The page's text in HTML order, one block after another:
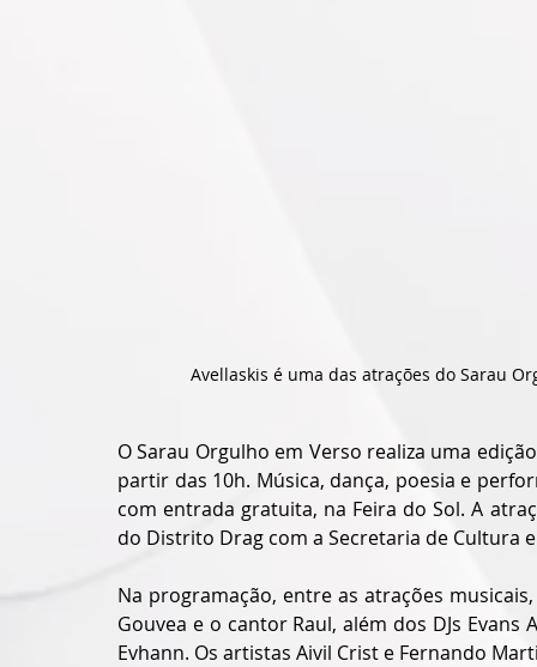
Avellaskis é uma das atrações do Sarau
O Sarau Orgulho em Verso realiza uma
partir das 10h. Música, dança, poesia e
com entrada gratuita, na Feira do Sol. A
do Distrito Drag com a Secretaria de Cultura
Na programação, entre as atrações
Gouvea e o cantor Raul, além dos DJs Evans
Evhann. Os artistas Aivil Crist e Fernando